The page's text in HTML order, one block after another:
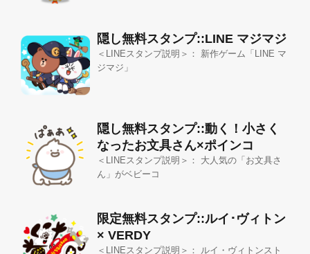
隠し無料スタンプ::LINE マジマジ
＜LINEスタンプ説明＞： 新作ゲーム「LINE マ
ジマジ」
隠し無料スタンプ::動く！小さく
なったお文具さん×ポインコ
＜LINEスタンプ説明＞： 大人気の「お文具さ
ん」がベビーコ
限定無料スタンプ::ルイ･ヴィトン
× VERDY
＜LINEスタンプ説明＞： ルイ・ヴィトンスト